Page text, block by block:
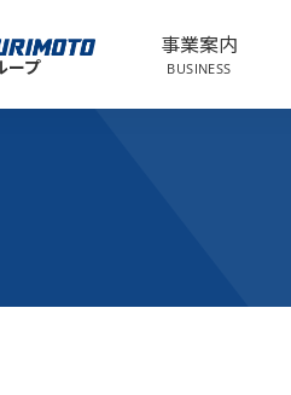
ープ
事業案内
BUSINESS